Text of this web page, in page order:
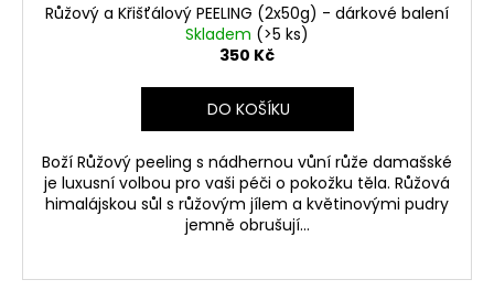
Růžový a Křišťálový PEELING (2x50g) - dárkové balení
Skladem (>5 ks)
350 Kč
DO KOŠÍKU
Boží Růžový peeling s nádhernou vůní růže damašské
je luxusní volbou pro vaši péči o pokožku těla. Růžová
himalájskou sůl s růžovým jílem a květinovými pudry
jemně obrušují...